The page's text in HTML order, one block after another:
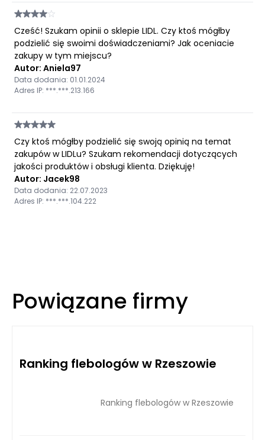
Cześć! Szukam opinii o sklepie LIDL. Czy ktoś mógłby
podzielić się swoimi doświadczeniami? Jak oceniacie
zakupy w tym miejscu?
Autor: Aniela97
Data dodania: 01.01.2024
Adres IP: ***.***.213.166
Czy ktoś mógłby podzielić się swoją opinią na temat
zakupów w LIDLu? Szukam rekomendacji dotyczących
jakości produktów i obsługi klienta. Dziękuję!
Autor: Jacek98
Data dodania: 22.07.2023
Adres IP: ***.***.104.222
Powiązane firmy
Ranking flebologów w Rzeszowie
Ranking flebologów w Rzeszowie